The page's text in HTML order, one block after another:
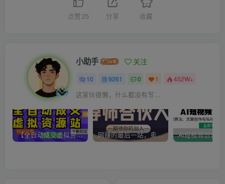
点赞 25 分享 收藏
小助手 关注
10 9261 0 1 452W+
这家伙很懒，什么都没有写...
【全自动成交虚拟资源站】站长唯一陪跑项目！月入10W+~长期稳定~ 网赚的最后一站，卖项目！做网赚顶级猎食者~